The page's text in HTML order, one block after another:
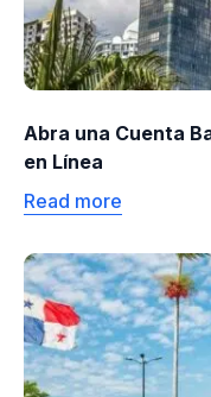
Abra una Cuenta
en Línea
Read more